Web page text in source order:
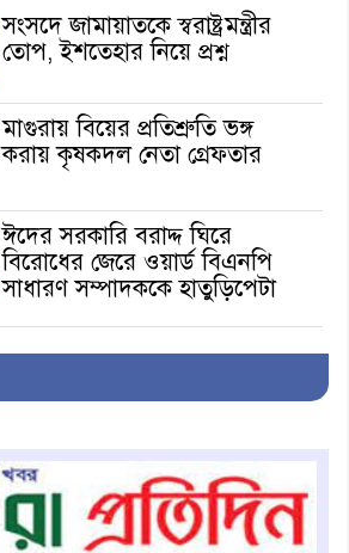
সংসদে জামায়াতকে স্বরাষ্ট্রমন্ত্রীর
তোপ, ইশতেহার নিয়ে প্রশ্ন
মাগুরায় বিয়ের প্রতিশ্রুতি ভঙ্গ
করায় কৃষকদল নেতা গ্রেফতার
ঈদের সরকারি বরাদ্দ ঘিরে
বিরোধের জেরে ওয়ার্ড বিএনপি
সাধারণ সম্পাদককে হাতুড়িপেটা
লোভ সংবরণ করতে পারলেন না
অনূর্ধ্ব-১৭ জাতীয় চ্যাম্পিয়ন মাগুরা
ফুটবল দলকে সংবর্ধনা